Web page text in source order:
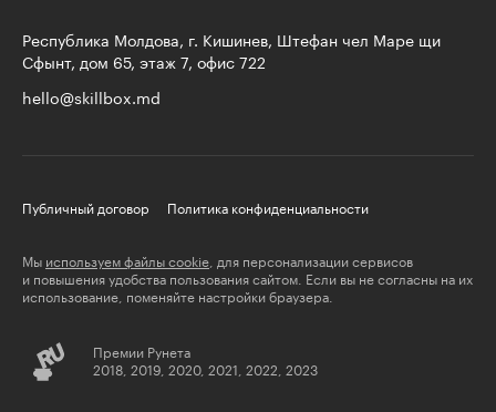
Республика Молдова, г. Кишинев, Штефан чел Маре щи
Сфынт, дом 65, этаж 7, офис 722
hello@skillbox.md
Публичный договор Политика конфиденциальности
Мы используем файлы cookie , для персонализации сервисов
и повышения удобства пользования сайтом. Если вы не согласны на их
использование, поменяйте настройки браузера.
Премии Рунета
2018, 2019, 2020, 2021, 2022, 2023